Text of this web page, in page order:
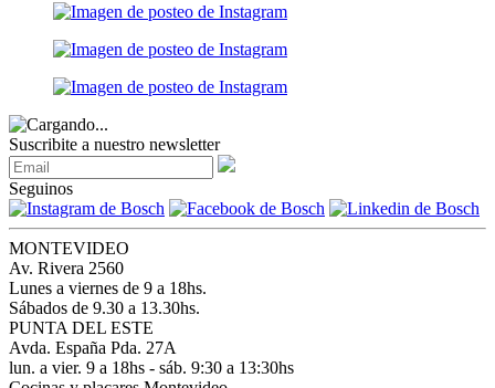
Suscribite a nuestro newsletter
Seguinos
MONTEVIDEO
Av. Rivera 2560
Lunes a viernes de 9 a 18hs.
Sábados de 9.30 a 13.30hs.
PUNTA DEL ESTE
Avda. España Pda. 27A
lun. a vier. 9 a 18hs - sáb. 9:30 a 13:30hs